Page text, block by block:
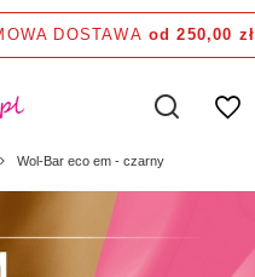
DOSTAWA od 250,00 zł
Wol-Bar eco em - czarny